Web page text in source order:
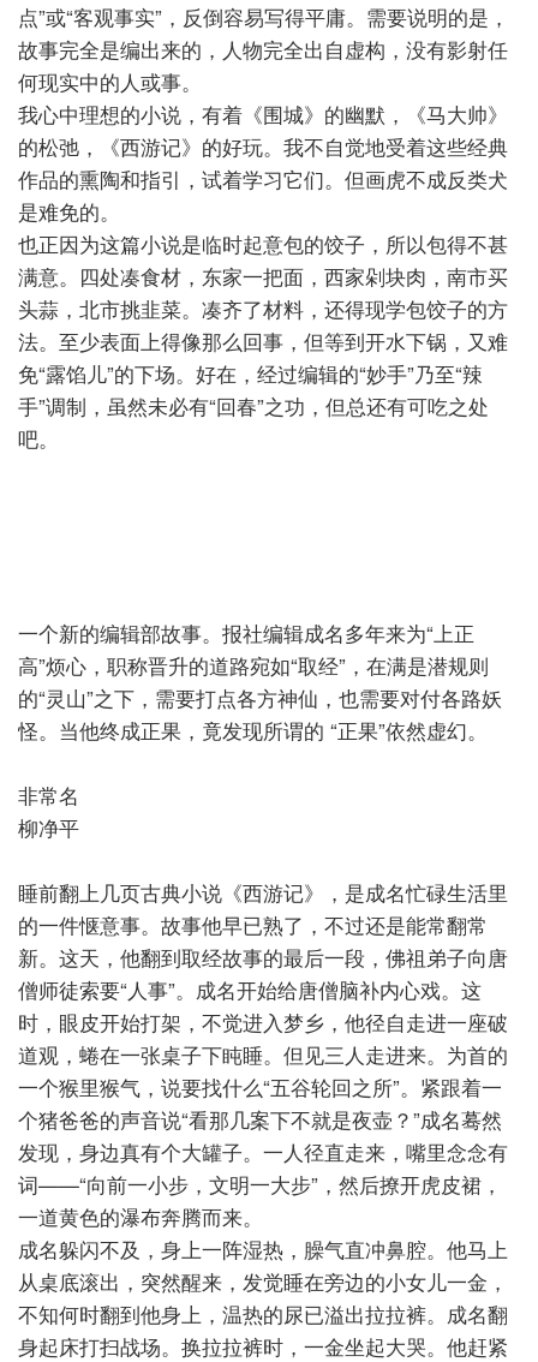
点”或“客观事实”，反倒容易写得平庸。需要说明的是，
故事完全是编出来的，人物完全出自虚构，没有影射任
何现实中的人或事。
我心中理想的小说，有着《围城》的幽默，《马大帅》
的松弛，《西游记》的好玩。我不自觉地受着这些经典
作品的熏陶和指引，试着学习它们。但画虎不成反类犬
是难免的。
也正因为这篇小说是临时起意包的饺子，所以包得不甚
满意。四处凑食材，东家一把面，西家剁块肉，南市买
头蒜，北市挑韭菜。凑齐了材料，还得现学包饺子的方
法。至少表面上得像那么回事，但等到开水下锅，又难
免“露馅儿”的下场。好在，经过编辑的“妙手”乃至“辣
手”调制，虽然未必有“回春”之功，但总还有可吃之处
吧。
一个新的编辑部故事。报社编辑成名多年来为“上正
高”烦心，职称晋升的道路宛如“取经”，在满是潜规则
的“灵山”之下，需要打点各方神仙，也需要对付各路妖
怪。当他终成正果，竟发现所谓的 “正果”依然虚幻。
非常名
柳净平
睡前翻上几页古典小说《西游记》，是成名忙碌生活里
的一件惬意事。故事他早已熟了，不过还是能常翻常
新。这天，他翻到取经故事的最后一段，佛祖弟子向唐
僧师徒索要“人事”。成名开始给唐僧脑补内心戏。这
时，眼皮开始打架，不觉进入梦乡，他径自走进一座破
道观，蜷在一张桌子下盹睡。但见三人走进来。为首的
一个猴里猴气，说要找什么“五谷轮回之所”。紧跟着一
个猪爸爸的声音说“看那几案下不就是夜壶？”成名蓦然
发现，身边真有个大罐子。一人径直走来，嘴里念念有
词——“向前一小步，文明一大步”，然后撩开虎皮裙，
一道黄色的瀑布奔腾而来。
成名躲闪不及，身上一阵湿热，臊气直冲鼻腔。他马上
从桌底滚出，突然醒来，发觉睡在旁边的小女儿一金，
不知何时翻到他身上，温热的尿已溢出拉拉裤。成名翻
身起床打扫战场。换拉拉裤时，一金坐起大哭。他赶紧